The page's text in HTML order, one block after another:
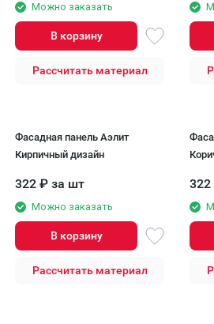
Можно заказать
В корзину
Рассчитать материал
Фасадная панель Аэлит
Кирпичный дизайн
322 ₽ за шт
Можно заказать
В корзину
Рассчитать материал
322